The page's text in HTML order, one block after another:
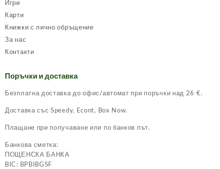
Игри
Карти
Книжки с лично обръщение
За нас
Контакти
Поръчки и доставка
Безплатна доставка до офис/автомат при поръчки над 26 €.
Доставка със Speedy, Econt, Box Now.
Плащане при получаване или по банков път.
Банкова сметка:
ПОЩЕНСКА БАНКА
BIC: BPBIBGSF